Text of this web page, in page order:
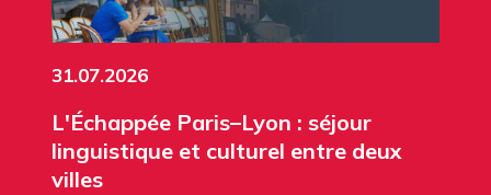
31.07.2026
L'Échappée Paris–Lyon : séjour
linguistique et culturel entre deux
villes